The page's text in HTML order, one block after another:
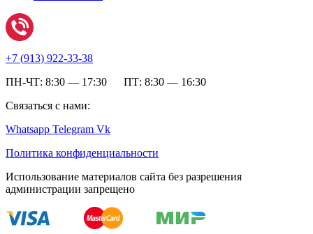
+7 (913) 922-33-38
ПН-ЧТ: 8:30 — 17:30 ПТ: 8:30 — 16:30
Связаться с нами:
Whatsapp Telegram Vk
Политика конфиденциальности
Использование материалов сайта без разрешения
администрации запрещено